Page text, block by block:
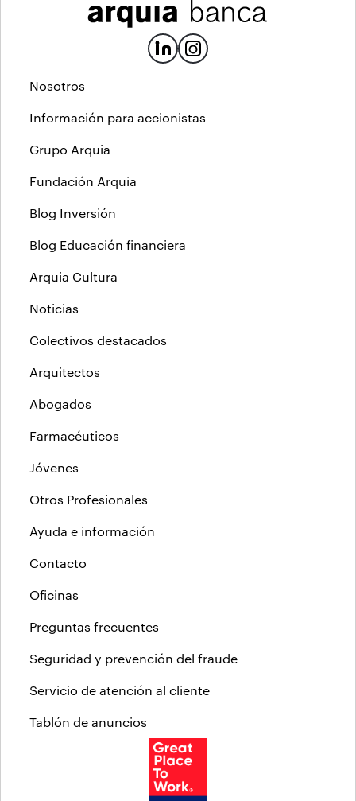
Nosotros
Información para accionistas
Grupo Arquia
Fundación Arquia
Blog Inversión
Blog Educación financiera
Arquia Cultura
Noticias
Colectivos destacados
Arquitectos
Abogados
Farmacéuticos
Jóvenes
Otros Profesionales
Ayuda e información
Contacto
Oficinas
Preguntas frecuentes
Seguridad y prevención del fraude
Servicio de atención al cliente
Tablón de anuncios